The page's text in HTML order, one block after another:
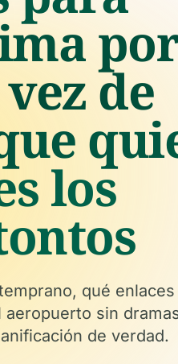
de
los
qué
sin
de verdad.